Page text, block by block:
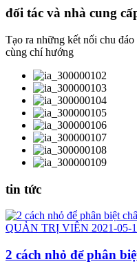
đối tác và nhà cung
Tạo ra những kết nối chu
cùng chí hướng
tin tức
QUẢN TRỊ VIÊN 2021-05-
2 cách nhỏ để phân